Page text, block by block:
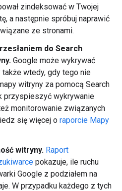
zindeksować w Twojej
a następnie spróbuj naprawić
ze stronami.
do Search
Google może wykrywać
wtedy, gdy tego nie
witryny za pomocą Search
przyspieszyć wykrywanie
monitorowanie związanych
się więcej o raporcie Mapy
witryny. Raport
pokazuje, ile ruchu
Google z podziałem na
W przypadku każdego z tych